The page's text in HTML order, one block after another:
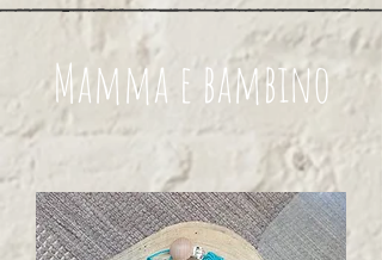
Mamma e bambino